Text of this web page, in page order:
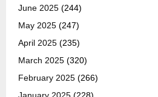
June 2025 (244)
May 2025 (247)
April 2025 (235)
March 2025 (320)
February 2025 (266)
January 2025 (228)